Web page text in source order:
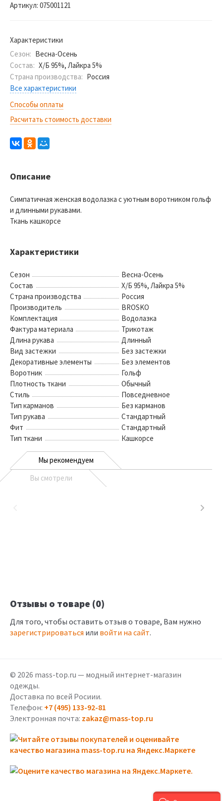
Артикул: 075001121
Характеристики
Сезон: Весна-Осень
Состав: Х/Б 95%, Лайкра 5%
Страна производства: Россия
Все характеристики
Способы оплаты
Расчитать стоимость доставки
Описание
Симпатичная женская водолазка с уютным воротником гольф
и длинными рукавами.
Ткань кашкорсе
Характеристики
Сезон
Весна-Осень
Состав
Х/Б 95%, Лайкра 5%
Страна производства
Россия
Производитель
BROSKO
Комплектация
Водолазка
Фактура материала
Трикотаж
Длина рукава
Длинный
Вид застежки
Без застежки
Декоративные элементы
Без элементов
Воротник
Гольф
Плотность ткани
Обычный
Стиль
Повседневное
Тип карманов
Без карманов
Тип рукава
Стандартный
Фит
Стандартный
Тип ткани
Кашкорсе
Мы рекомендуем
Вы смотрели
Отзывы о товаре (0)
Для того, чтобы оставить отзыв о товаре, Вам нужно
зарегистрироваться или войти на сайт.
© 2026 mass-top.ru — модный интернет-магазин
одежды.
Доставка по всей Росиии.
Телефон: +7 (495) 133-92-81
Электронная почта: zakaz@mass-top.ru